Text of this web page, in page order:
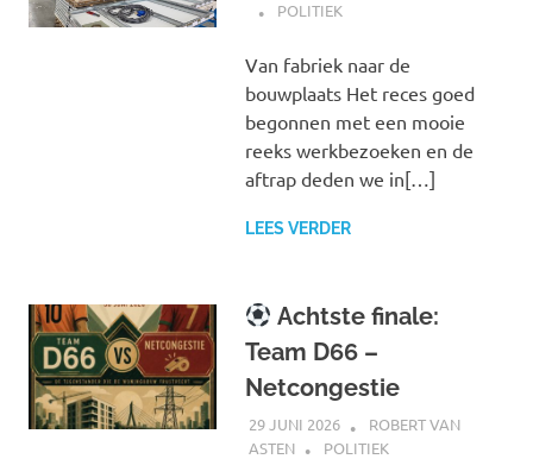
POLITIEK
Van fabriek naar de
bouwplaats Het reces goed
begonnen met een mooie
reeks werkbezoeken en de
aftrap deden we in[…]
LEES VERDER
Achtste finale:
Team D66 –
Netcongestie
29 JUNI 2026
ROBERT VAN
ASTEN
POLITIEK